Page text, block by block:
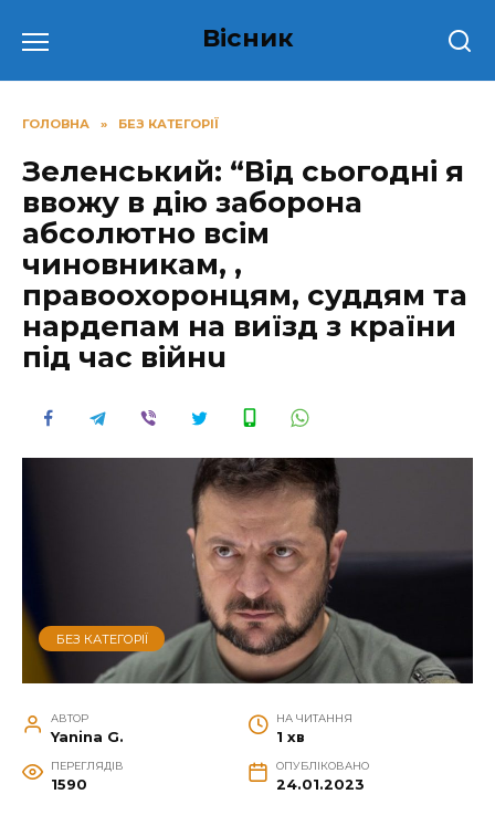
до
Вісник
ГОЛОВНА » БЕЗ КАТЕГОРІЇ
Зеленський: “Від сьогодні я
ввожу в дію заборона
абсолютно всім
чиновникам, ,
правоохоронцям, суддям та
нардепам на виїзд з країни
під час війнu
БЕЗ КАТЕГОРІЇ
АВТОР
Yanina G.
НА ЧИТАННЯ
1 хв
ПЕРЕГЛЯДІВ
1590
ОПУБЛІКОВАНО
24.01.2023